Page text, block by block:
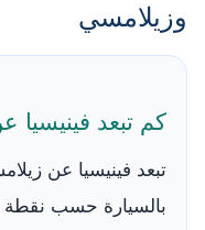
وزيلامسي
كم تبعد فينيسيا
بالسيارة حسب نقطة